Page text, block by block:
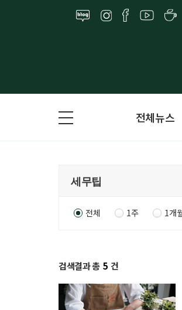
전체뉴스
전체 1주 1개
검색결과 총 5 건